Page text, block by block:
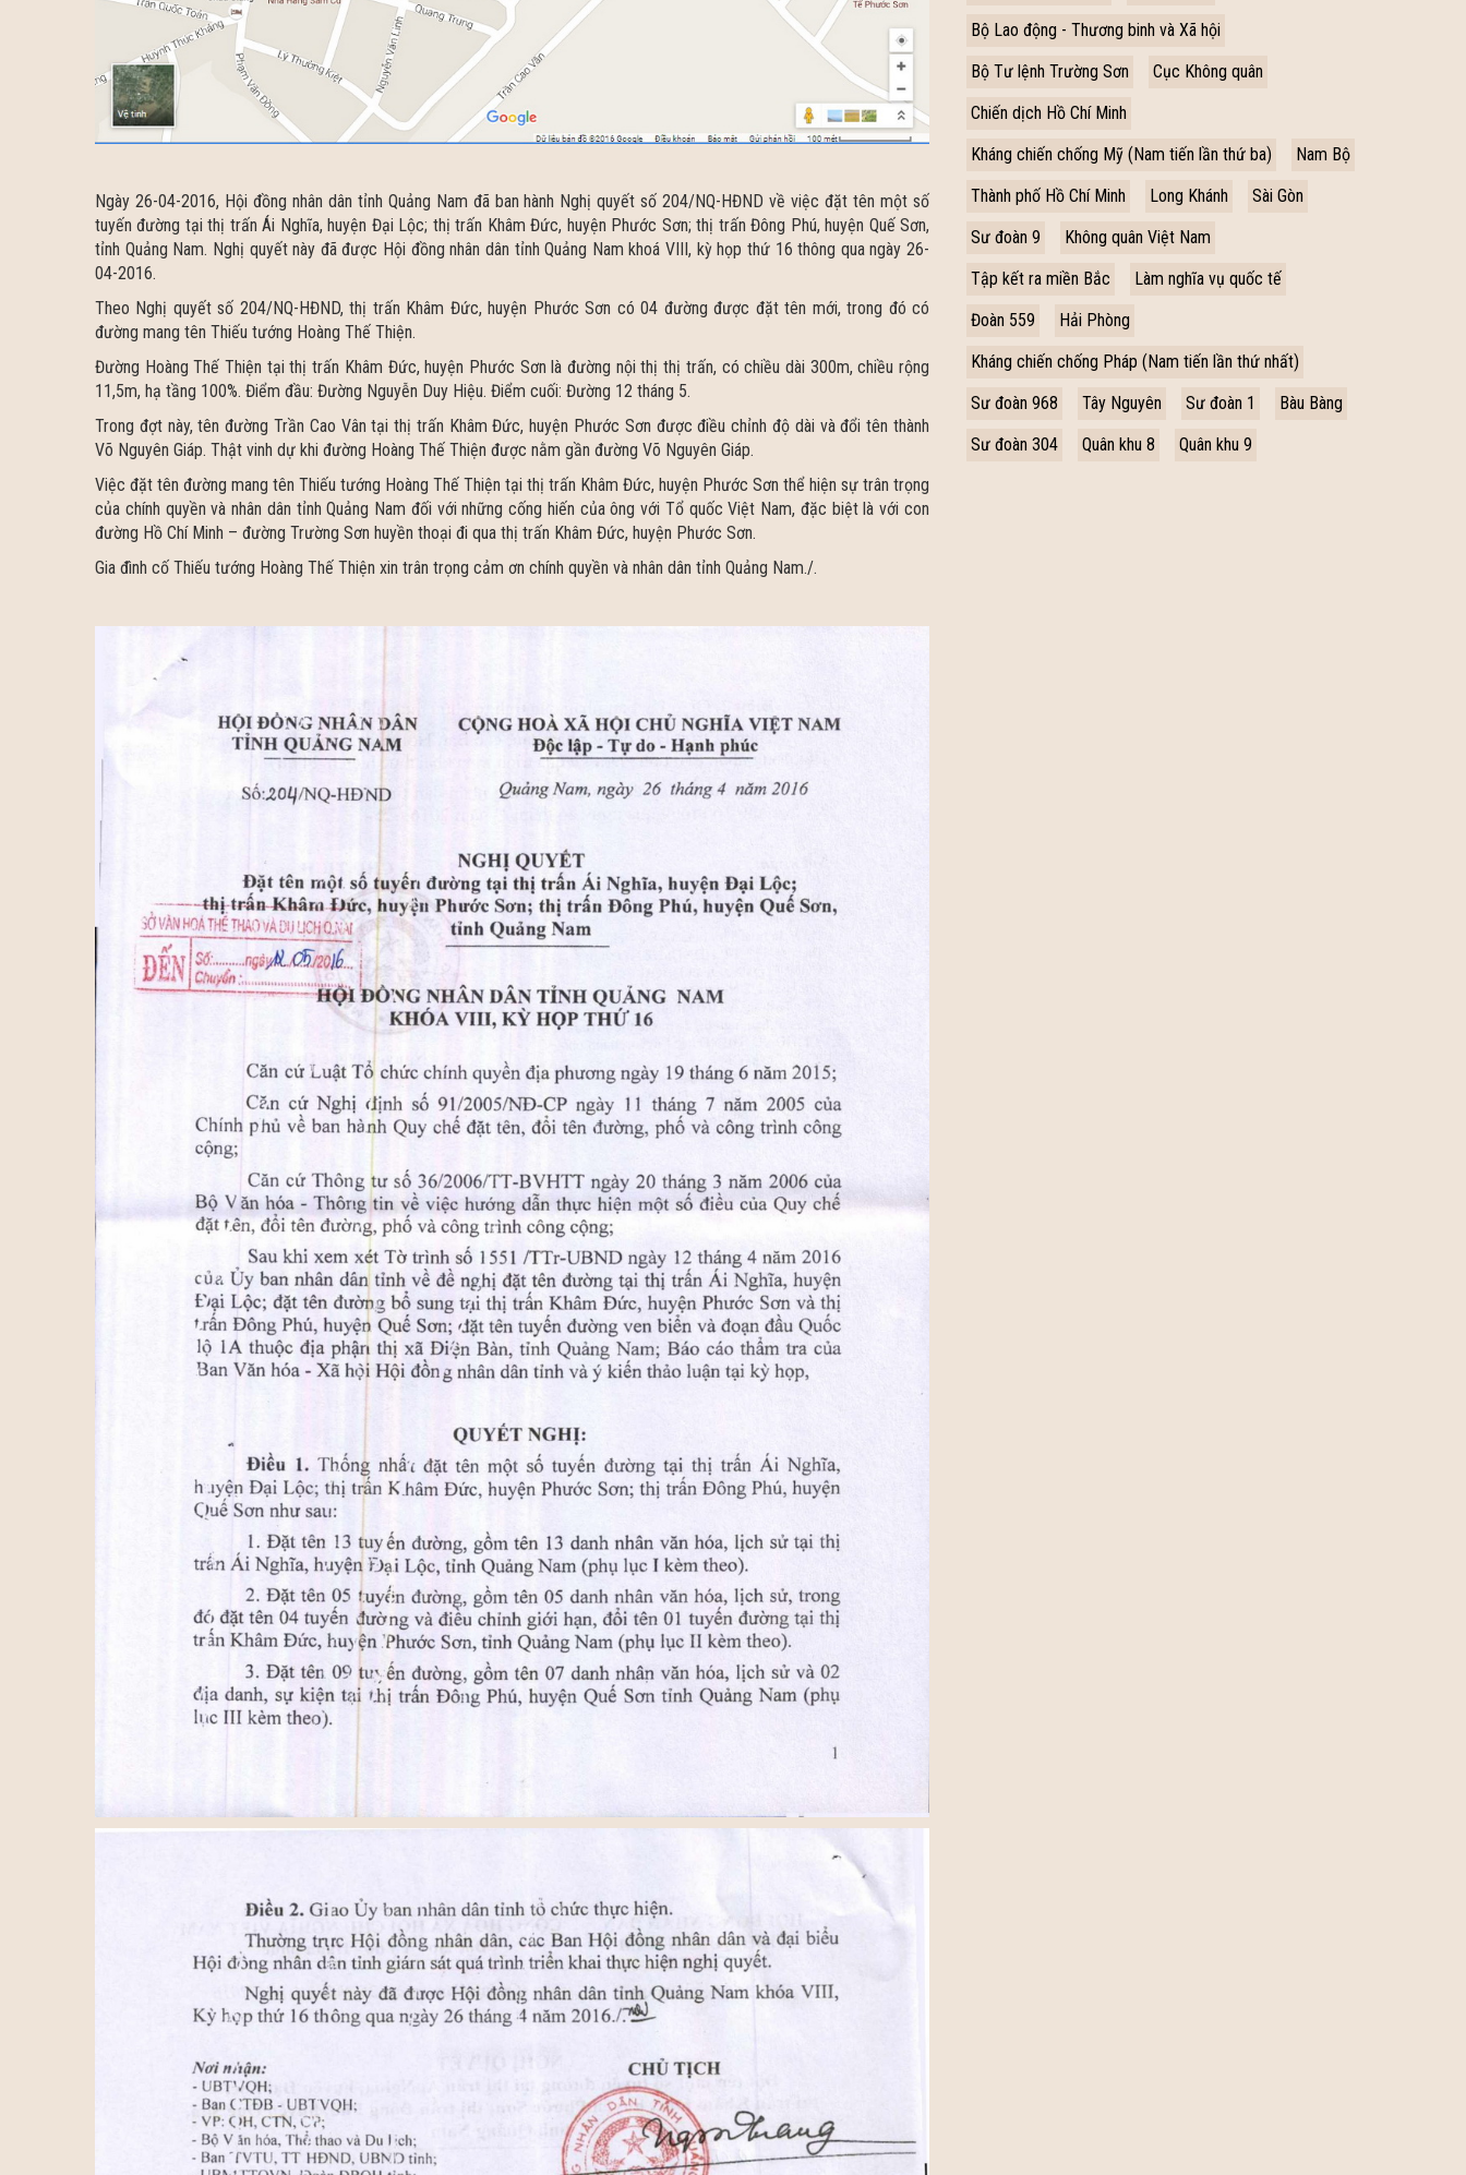
Ngày 26-04-2016, Hội đồng nhân dân tỉnh Quảng Nam đã ban hành Nghị quyết số 204/NQ-HĐND về việc đặt tên một số
tuyến đường tại thị trấn Ái Nghĩa, huyện Đại Lộc; thị trấn Khâm Đức, huyện Phước Sơn; thị trấn Đông Phú, huyện Quế Sơn,
tỉnh Quảng Nam. Nghị quyết này đã được Hội đồng nhân dân tỉnh Quảng Nam khoá VIII, kỳ họp thứ 16 thông qua ngày 26-
04-2016.
Theo Nghị quyết số 204/NQ-HĐND, thị trấn Khâm Đức, huyện Phước Sơn có 04 đường được đặt tên mới, trong đó có
đường mang tên Thiếu tướng Hoàng Thế Thiện.
Đường Hoàng Thế Thiện tại thị trấn Khâm Đức, huyện Phước Sơn là đường nội thị thị trấn, có chiều dài 300m, chiều rộng
11,5m, hạ tầng 100%. Điểm đầu: Đường Nguyễn Duy Hiệu. Điểm cuối: Đường 12 tháng 5.
Trong đợt này, tên đường Trần Cao Vân tại thị trấn Khâm Đức, huyện Phước Sơn được điều chỉnh độ dài và đổi tên thành
Võ Nguyên Giáp. Thật vinh dự khi đường Hoàng Thế Thiện được nằm gần đường Võ Nguyên Giáp.
Việc đặt tên đường mang tên Thiếu tướng Hoàng Thế Thiện tại thị trấn Khâm Đức, huyện Phước Sơn thể hiện sự trân trọng
của chính quyền và nhân dân tỉnh Quảng Nam đối với những cống hiến của ông với Tổ quốc Việt Nam, đặc biệt là với con
đường Hồ Chí Minh – đường Trường Sơn huyền thoại đi qua thị trấn Khâm Đức, huyện Phước Sơn.
Gia đình cố Thiếu tướng Hoàng Thế Thiện xin trân trọng cảm ơn chính quyền và nhân dân tỉnh Quảng Nam./.
Bộ Lao động - Thương binh và Xã hội
Bộ Tư lệnh Trường Sơn
Cục Không quân
Chiến dịch Hồ Chí Minh
Kháng chiến chống Mỹ (Nam tiến lần thứ ba)
Nam Bộ
Thành phố Hồ Chí Minh
Long Khánh
Sài Gòn
Sư đoàn 9
Không quân Việt Nam
Tập kết ra miền Bắc
Làm nghĩa vụ quốc tế
Đoàn 559
Hải Phòng
Kháng chiến chống Pháp (Nam tiến lần thứ nhất)
Sư đoàn 968
Tây Nguyên Sư đoàn 1
Bàu Bàng
Sư đoàn 304
Quân khu 8 Quân khu 9